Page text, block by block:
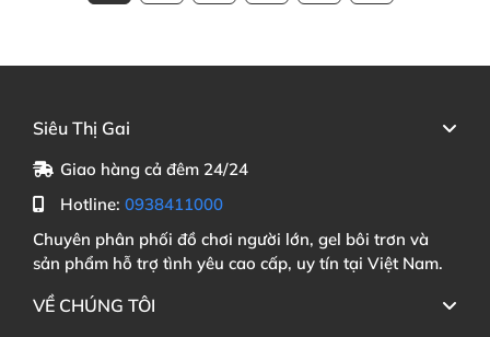
Siêu Thị Gai
Giao hàng cả đêm 24/24
Hotline: 0938411000
Chuyên phân phối đồ chơi người lớn, gel bôi trơn và
sản phẩm hỗ trợ tình yêu cao cấp, uy tín tại Việt Nam.
VỀ CHÚNG TÔI